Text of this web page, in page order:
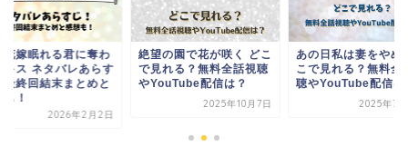
の園で花が咲く どこ
れる？無料全話視聴
配信は？
あの日私は妻をやめた ど
こで見れる？無料全話視
聴やYouTube配信は？
2025年7月23日
契約花嫁眠れる君に
れたキス ネタバレ
じ！最終回結末まと